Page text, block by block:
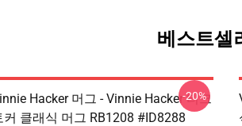
베스트셀
Hacker 머그 - Vinnie Hacker 티크
커 클래식 머그 RB1208 #ID8288
-20%